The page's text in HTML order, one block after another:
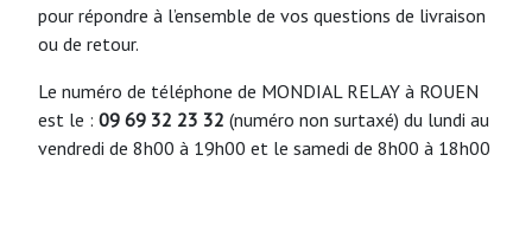
pour répondre à l’ensemble de vos questions de livraison
ou de retour.
Le numéro de téléphone de MONDIAL RELAY à ROUEN
est le : 09 69 32 23 32 (numéro non surtaxé) du lundi au
vendredi de 8h00 à 19h00 et le samedi de 8h00 à 18h00